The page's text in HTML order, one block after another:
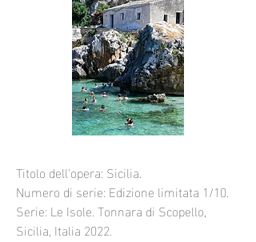
Titolo dell'opera: Sicilia.
Numero di serie: Edizione limitata 1/10.
Serie: Le Isole. Tonnara di Scopello,
Sicilia, Italia 2022.